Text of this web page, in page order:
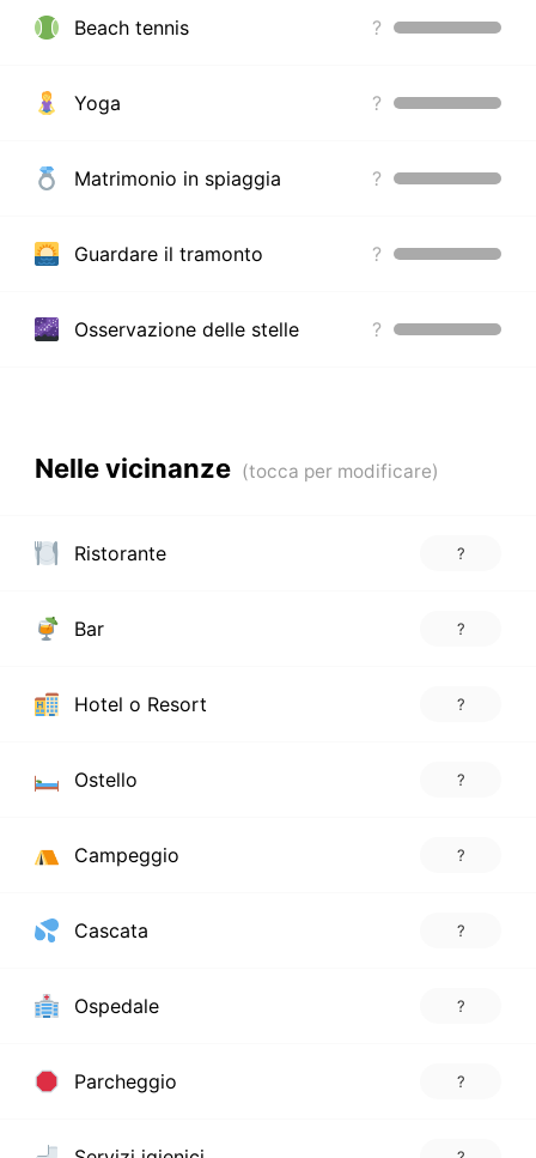
Beach tennis ?
Yoga ?
Matrimonio in spiaggia ?
Guardare il tramonto ?
Osservazione delle stelle ?
Nelle vicinanze
Ristorante ?
Bar ?
Hotel o Resort ?
Ostello ?
Campeggio ?
Cascata ?
Ospedale ?
Parcheggio ?